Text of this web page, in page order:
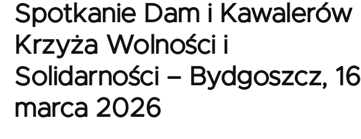
Spotkanie Dam i Kawalerów
Krzyża Wolności i
Solidarności – Bydgoszcz, 16
marca 2026